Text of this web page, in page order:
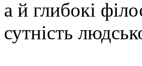
а й глибокі
сутність